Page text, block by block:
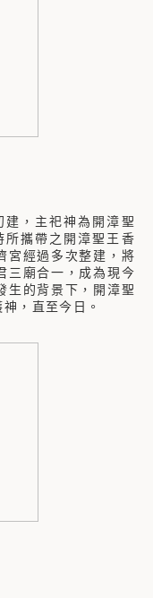
，主祀神為開漳聖
攜帶之開漳聖王香
宮經過多次整建，將
三廟合一，成為現今
生的背景下，開漳聖
，直至今日。